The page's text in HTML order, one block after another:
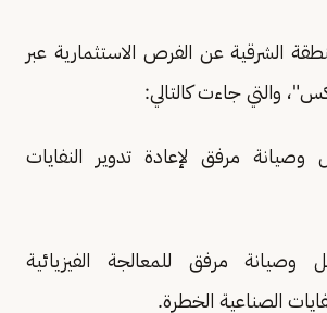
الشرقية عن الفرص الاستثمارية عبر
والتي جاءت كالتالي:
وصيانة مرفق لإعادة تدوير النفايات
وصيانة مرفق للمعالجة الفيزيائية
الصناعية الخطرة.